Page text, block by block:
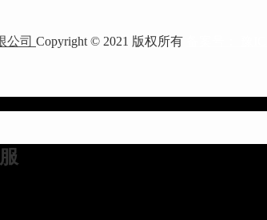
公司 Copyright © 2021 版权所有